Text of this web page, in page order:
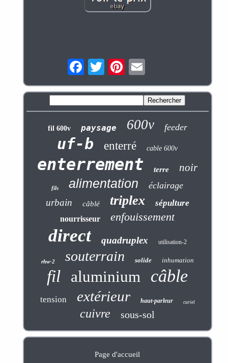
fil 600v paysage 600v feeder
uf-b enterré cable 600v
enterrement terre noir
fils alimentation éclairage
urbain câblé triplex sépulture
nourrisseur enfouissement
direct quadruplex utilisation-2
rhw-2 souterrain solide inhumation
fil aluminium câble
tension extérieur haut-parleur curiel
cuivre sous-sol
Page d'accueil